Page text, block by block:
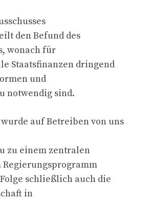
den Befund des
wonach für
Staatsfinanzen dringend
und
notwendig sind.
wurde auf Betreiben von uns
zu einem zentralen
Regierungsprogramm
schließlich auch die
in